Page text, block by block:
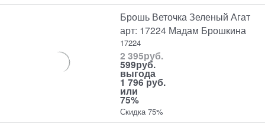
Брошь Веточка Зеленый Агат
арт: 17224 Мадам Брошкина
17224
2 395руб.
599руб.
выгода
1 796 руб.
или
75%
Скидка 75%